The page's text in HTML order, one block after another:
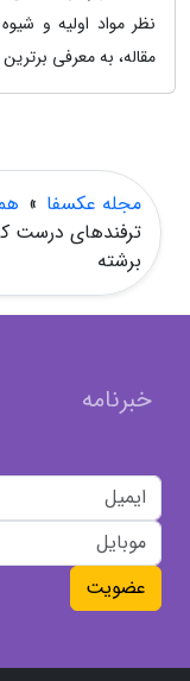
نظر مواد اولیه و
مقاله، به معرفی
مجله عکسفا »
ترفندهای درست
برشته
خبرنامه
عضویت